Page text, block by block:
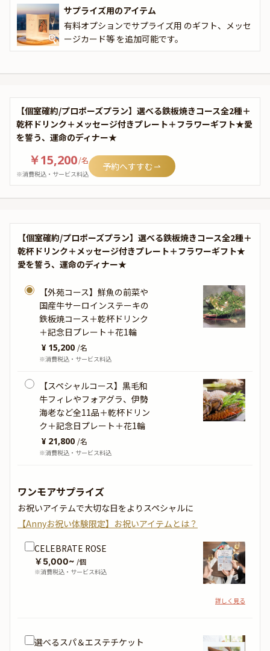
サプライズ用のアイテム
有料オプションでサプライズ用 のギフト、メッセ
ージカード等 を追加可能です。
【個室確約/プロポーズプラン】選べる鉄板焼きコース全2種＋
乾杯ドリンク＋メッセージ付きプレート＋フラワーギフト★愛
を誓う、運命のディナー★
￥15,200/名
※消費税込・サービス料込
予約へすすむ
【個室確約/プロポーズプラン】選べる鉄板焼きコース全2種＋
乾杯ドリンク＋メッセージ付きプレート＋フラワーギフト★
愛を誓う、運命のディナー★
【外苑コース】鮮魚の前菜や
国産牛サーロインステーキの
鉄板焼コース＋乾杯ドリンク
＋記念日プレート＋花1輪
¥ 15,200 /名
※消費税込・サービス料込
【スペシャルコース】黒毛和
牛フィレやフォアグラ、伊勢
海老など全11品＋乾杯ドリン
ク＋記念日プレート＋花1輪
¥ 21,800 /名
※消費税込・サービス料込
ワンモアサプライズ
お祝いアイテムで大切な日をよりスペシャルに
【Annyお祝い体験限定】お祝いアイテムとは？
CELEBRATE ROSE
￥5,000~ /個
※消費税込・サービス料込
詳しく見る
選べるスパ＆エステチケット